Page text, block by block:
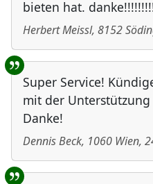
bieten hat.
Herbert Meissl, 8152
Super Service!
mit der
Danke!
Dennis Beck, 1060 Wien,